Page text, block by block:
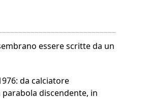
essere scritte da un
da calciatore
discendente, in